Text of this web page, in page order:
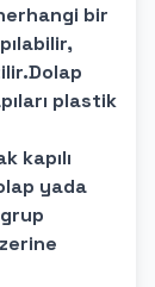
bir
plastik
kapılı
yada